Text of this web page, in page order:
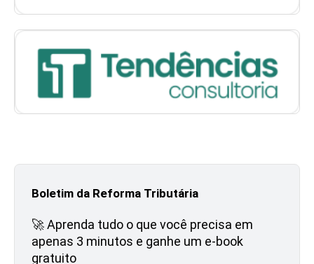
Boletim da Reforma Tributária
🚀 Aprenda tudo o que você precisa em
apenas 3 minutos e ganhe um e-book
gratuito